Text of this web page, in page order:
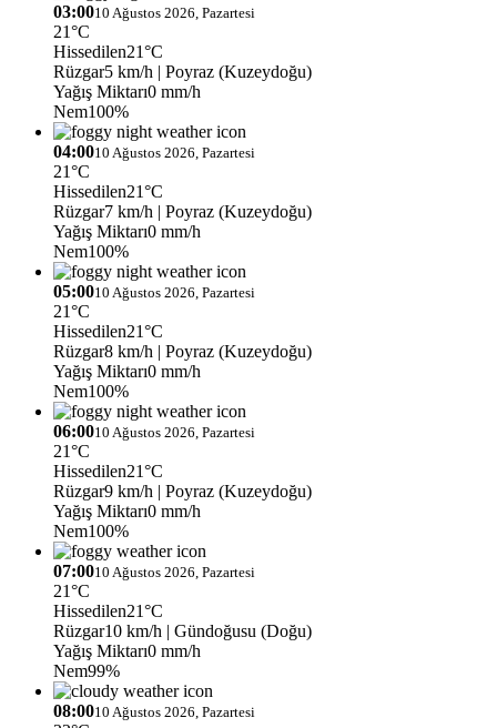
03:0010 Ağustos 2026, Pazartesi
21°C
Hissedilen21°C
Rüzgar5 km/h | Poyraz (Kuzeydoğu)
Yağış Miktarı0 mm/h
Nem100%
04:0010 Ağustos 2026, Pazartesi
21°C
Hissedilen21°C
Rüzgar7 km/h | Poyraz (Kuzeydoğu)
Yağış Miktarı0 mm/h
Nem100%
05:0010 Ağustos 2026, Pazartesi
21°C
Hissedilen21°C
Rüzgar8 km/h | Poyraz (Kuzeydoğu)
Yağış Miktarı0 mm/h
Nem100%
06:0010 Ağustos 2026, Pazartesi
21°C
Hissedilen21°C
Rüzgar9 km/h | Poyraz (Kuzeydoğu)
Yağış Miktarı0 mm/h
Nem100%
07:0010 Ağustos 2026, Pazartesi
21°C
Hissedilen21°C
Rüzgar10 km/h | Gündoğusu (Doğu)
Yağış Miktarı0 mm/h
Nem99%
08:0010 Ağustos 2026, Pazartesi